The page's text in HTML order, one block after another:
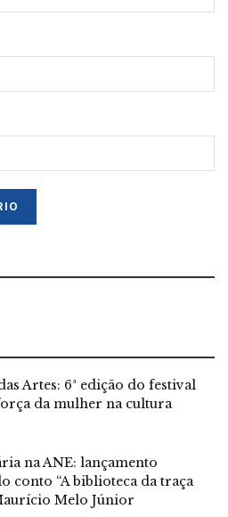
Artes: 6ª edição do festival
da mulher na cultura
na ANE: lançamento
conto “A biblioteca da traça
Melo Júnior